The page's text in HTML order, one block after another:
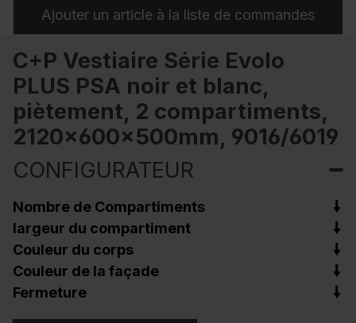
Ajouter un article à la liste de commandes
C+P Vestiaire Série Evolo
PLUS PSA noir et blanc,
piètement, 2 compartiments,
2120x600x500mm, 9016/6019
CONFIGURATEUR
Nombre de Compartiments
largeur du compartiment
Couleur du corps
Couleur de la façade
Fermeture